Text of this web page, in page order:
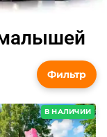
В НАЛИЧИИ
Фильтр